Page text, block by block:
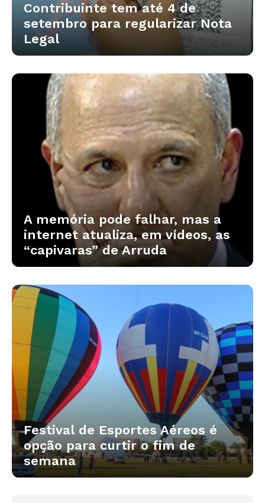
Contribuinte tem até 4 de
setembro para regularizar Nota
Legal
A memória pode falhar, mas a
internet atualiza, em vídeos, as
“capivaras” de Arruda
Festival de Esportes Aéreos é
opção para curtir o fim de
semana